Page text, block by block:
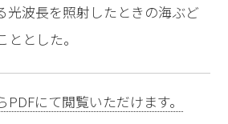
光波長を照射したときの海ぶど
とした。
にて閲覧いただけます。